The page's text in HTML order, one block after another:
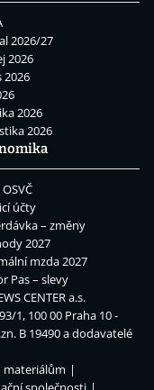
2026/27
2026
2026
2026
2026
účty
– změny
2027
mzda 2027
Pas – slevy
CENTER a.s.
1, 100 00 Praha 10 -
B 19490 a dodavatelé
materiálům